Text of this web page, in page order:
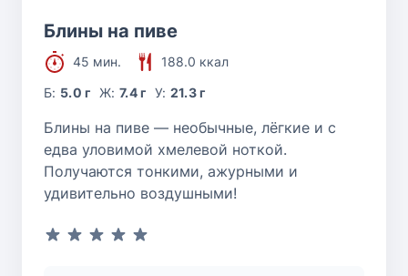
Блины на пиве
45 мин.
188.0 ккал
Б: 5.0 г Ж: 7.4 г У: 21.3 г
Блины на пиве — необычные, лёгкие и с
едва уловимой хмелевой ноткой.
Получаются тонкими, ажурными и
удивительно воздушными!